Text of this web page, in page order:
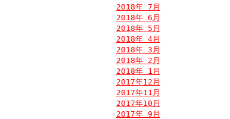
2018年 7月
2018年 6月
2018年 5月
2018年 4月
2018年 3月
2018年 2月
2018年 1月
2017年12月
2017年11月
2017年10月
2017年 9月